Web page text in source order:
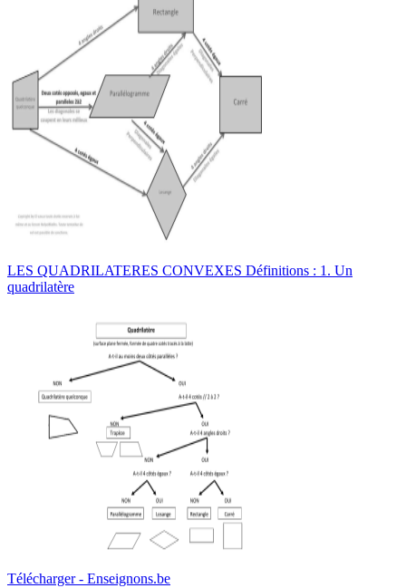
LES QUADRILATERES CONVEXES Définitions : 1. Un
quadrilatère
Télécharger - Enseignons.be